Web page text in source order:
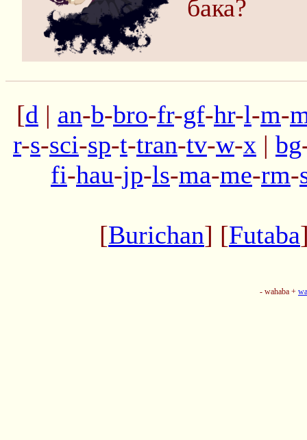
бака?
[d | an-b-bro-fr-gf-hr-l-m-
r-s-sci-sp-t-tran-tv-w-x | bg
fi-hau-jp-ls-ma-me-rm-
[Burichan] [Futaba
- wahaba +